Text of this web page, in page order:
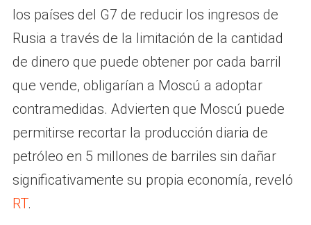
los países del G7 de reducir los ingresos de
Rusia a través de la limitación de la cantidad
de dinero que puede obtener por cada barril
que vende, obligarían a Moscú a adoptar
contramedidas. Advierten que Moscú puede
permitirse recortar la producción diaria de
petróleo en 5 millones de barriles sin dañar
significativamente su propia economía, reveló
RT.